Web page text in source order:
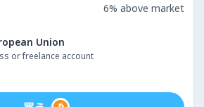
Union
or freelance account
6% above market